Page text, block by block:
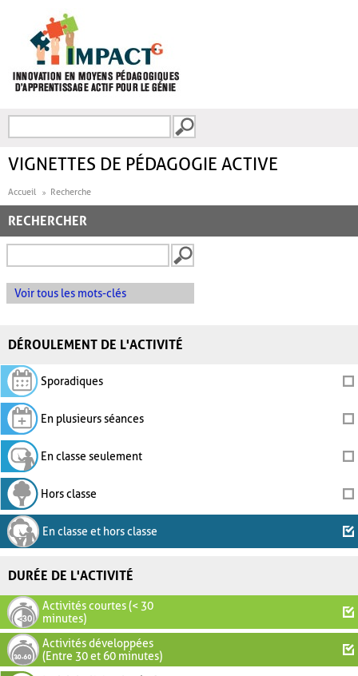
FORMULAIRE DE
VIGNETTES DE PÉDAGOGIE ACTIVE
Accueil Recherche
RECHERCHER
Voir tous les mots-clés
DÉROULEMENT DE L'ACTIVITÉ
Sporadiques
En plusieurs séances
En classe seulement
Hors classe
En classe et hors classe
DURÉE DE L'ACTIVITÉ
Activités courtes (< 30
minutes)
Activités développées
(Entre 30 et 60 minutes)